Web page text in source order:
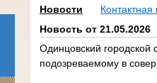
Новости
Новость от 21.05.2026
Одинцовский городской
подозреваемому в